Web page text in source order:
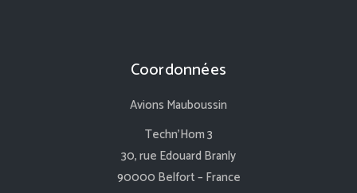
Coordonnées
Avions Mauboussin
Techn’Hom 3
30, rue Edouard Branly
90000 Belfort – France